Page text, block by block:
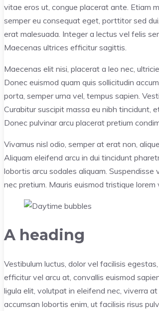
vitae eros ut, congue placerat ante. Etiam
semper eu consequat eget, porttitor sed
erat malesuada. Integer a lectus vel felis
Maecenas ultrices efficitur sagittis.
Maecenas elit nisi, placerat a leo nec,
Donec euismod quam quis sollicitudin
porta, semper urna vel, tempus sapien.
Curabitur suscipit massa eu nibh tincidunt,
Donec pulvinar arcu placerat pretium
Vivamus nisl odio, semper at erat non,
Aliquam eleifend arcu in dui tincidunt
lobortis arcu sodales aliquam.
nec pretium. Mauris euismod tristique
A heading
Vestibulum luctus, dolor vel facilisis
efficitur vel arcu at, convallis euismod
ligula elit, volutpat in eleifend nec, viverra
accumsan lobortis enim, ut facilisis risus